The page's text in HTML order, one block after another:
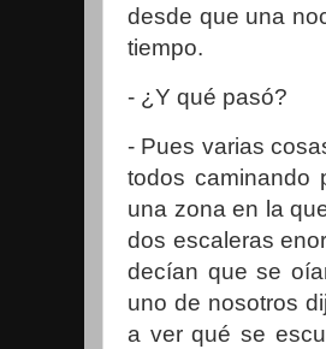
desde que una
tiempo.
- ¿Y qué pasó?
- Pues varias
todos caminando
una zona en la
dos escaleras
decían que se
uno de nosotros
a ver qué se